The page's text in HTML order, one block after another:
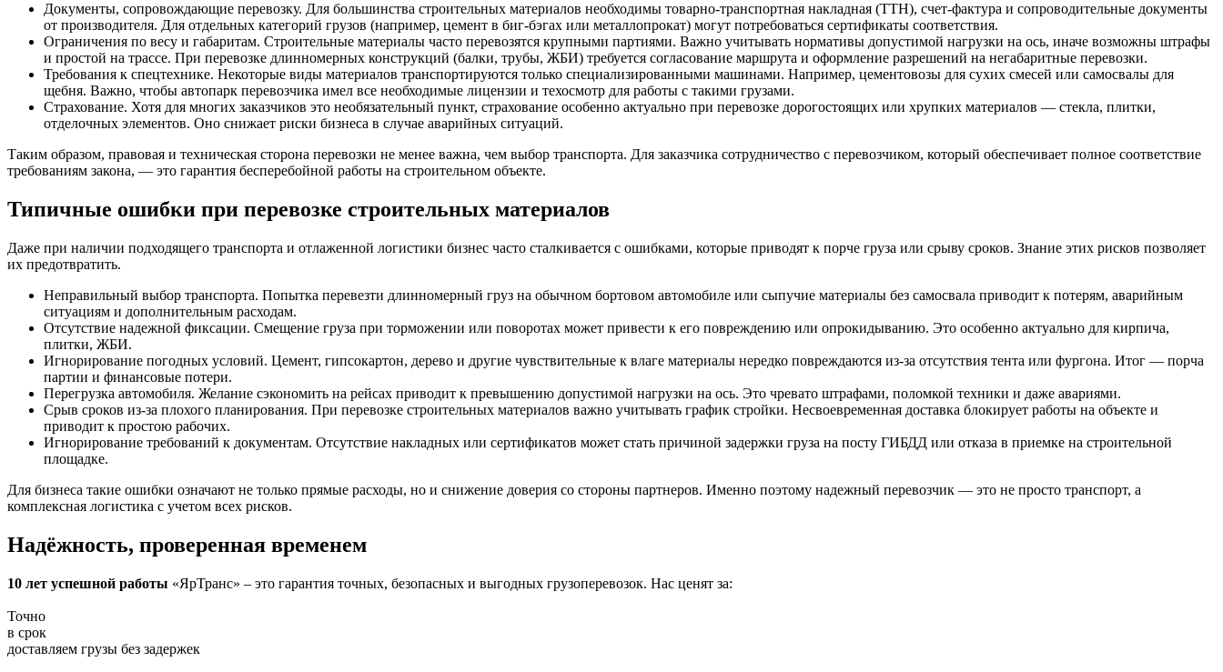
Документы, сопровождающие перевозку. Для большинства строительных материалов необходимы товарно-транспортная накладная (ТТН), счет-фактура и сопроводительные документы
от производителя. Для отдельных категорий грузов (например, цемент в биг-бэгах или металлопрокат) могут потребоваться сертификаты соответствия.
Ограничения по весу и габаритам. Строительные материалы часто перевозятся крупными партиями. Важно учитывать нормативы допустимой нагрузки на ось, иначе возможны штрафы
и простой на трассе. При перевозке длинномерных конструкций (балки, трубы, ЖБИ) требуется согласование маршрута и оформление разрешений на негабаритные перевозки.
Требования к спецтехнике. Некоторые виды материалов транспортируются только специализированными машинами. Например, цементовозы для сухих смесей или самосвалы для
щебня. Важно, чтобы автопарк перевозчика имел все необходимые лицензии и техосмотр для работы с такими грузами.
Страхование. Хотя для многих заказчиков это необязательный пункт, страхование особенно актуально при перевозке дорогостоящих или хрупких материалов — стекла, плитки,
отделочных элементов. Оно снижает риски бизнеса в случае аварийных ситуаций.
Таким образом, правовая и техническая сторона перевозки не менее важна, чем выбор транспорта. Для заказчика сотрудничество с перевозчиком, который обеспечивает полное соответствие
требованиям закона, — это гарантия бесперебойной работы на строительном объекте.
Типичные ошибки при перевозке строительных материалов
Даже при наличии подходящего транспорта и отлаженной логистики бизнес часто сталкивается с ошибками, которые приводят к порче груза или срыву сроков. Знание этих рисков позволяет
их предотвратить.
Неправильный выбор транспорта. Попытка перевезти длинномерный груз на обычном бортовом автомобиле или сыпучие материалы без самосвала приводит к потерям, аварийным
ситуациям и дополнительным расходам.
Отсутствие надежной фиксации. Смещение груза при торможении или поворотах может привести к его повреждению или опрокидыванию. Это особенно актуально для кирпича,
плитки, ЖБИ.
Игнорирование погодных условий. Цемент, гипсокартон, дерево и другие чувствительные к влаге материалы нередко повреждаются из-за отсутствия тента или фургона. Итог — порча
партии и финансовые потери.
Перегрузка автомобиля. Желание сэкономить на рейсах приводит к превышению допустимой нагрузки на ось. Это чревато штрафами, поломкой техники и даже авариями.
Срыв сроков из-за плохого планирования. При перевозке строительных материалов важно учитывать график стройки. Несвоевременная доставка блокирует работы на объекте и
приводит к простою рабочих.
Игнорирование требований к документам. Отсутствие накладных или сертификатов может стать причиной задержки груза на посту ГИБДД или отказа в приемке на строительной
площадке.
Для бизнеса такие ошибки означают не только прямые расходы, но и снижение доверия со стороны партнеров. Именно поэтому надежный перевозчик — это не просто транспорт, а
комплексная логистика с учетом всех рисков.
Надёжность, проверенная временем
10 лет успешной работы «ЯрТранс» – это гарантия точных, безопасных и выгодных грузоперевозок. Нас ценят за:
Точно
в срок
доставляем грузы без задержек